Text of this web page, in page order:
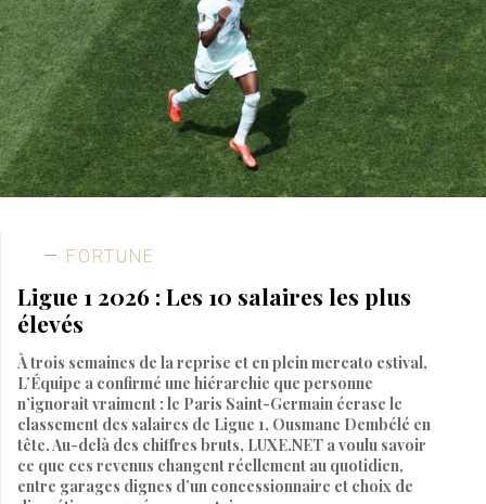
FORTUNE
Ligue 1 2026 : Les 10 salaires les plus
élevés
À trois semaines de la reprise et en plein mercato estival,
L’Équipe a confirmé une hiérarchie que personne
n’ignorait vraiment : le Paris Saint-Germain écrase le
classement des salaires de Ligue 1, Ousmane Dembélé en
tête. Au-delà des chiffres bruts, LUXE.NET a voulu savoir
ce que ces revenus changent réellement au quotidien,
entre garages dignes d’un concessionnaire et choix de